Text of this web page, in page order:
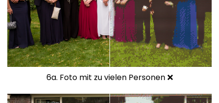
6a. Foto mit zu vielen Personen ❌